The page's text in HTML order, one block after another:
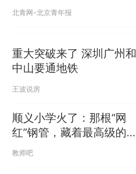
北青网-北京青年报
重大突破来了 深圳广州和
中山要通地铁
王波说房
顺义小学火了：那根“网
红”钢管，藏着最高级的教
育智慧
教师吧